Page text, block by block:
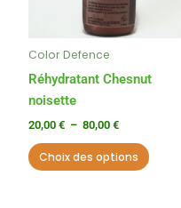
Color Defence
Réhydratant Chesnut
noisette
20,00 € – 80,00 €
Choix des options
peuvent
être
choisies
sur
la
page
du